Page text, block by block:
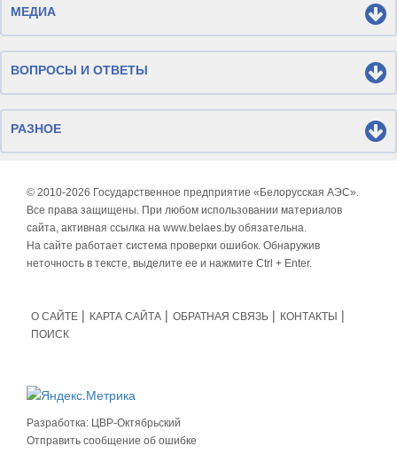
МЕДИА
ВОПРОСЫ И ОТВЕТЫ
РАЗНОЕ
© 2010-2026 Государственное предприятие «Белорусская АЭС».
Все права защищены. При любом использовании материалов
сайта, активная ссылка на www.belaes.by обязательна.
На сайте работает система проверки ошибок. Обнаружив
неточность в тексте, выделите ее и нажмите Ctrl + Enter.
О САЙТЕ КАРТА САЙТА ОБРАТНАЯ СВЯЗЬ
КОНТАКТЫ
ПОИСК
Разработка: ЦВР-Октябрьский
Отправить сообщение об ошибке